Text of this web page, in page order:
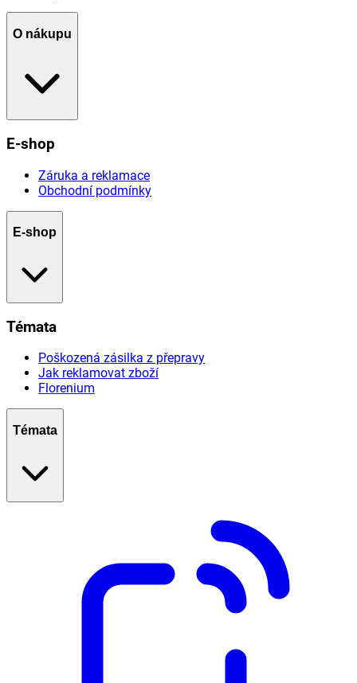
O nákupu
E-shop
Záruka a reklamace
Obchodní podmínky
E-shop
Témata
Poškozená zásilka z přepravy
Jak reklamovat zboží
Florenium
Témata